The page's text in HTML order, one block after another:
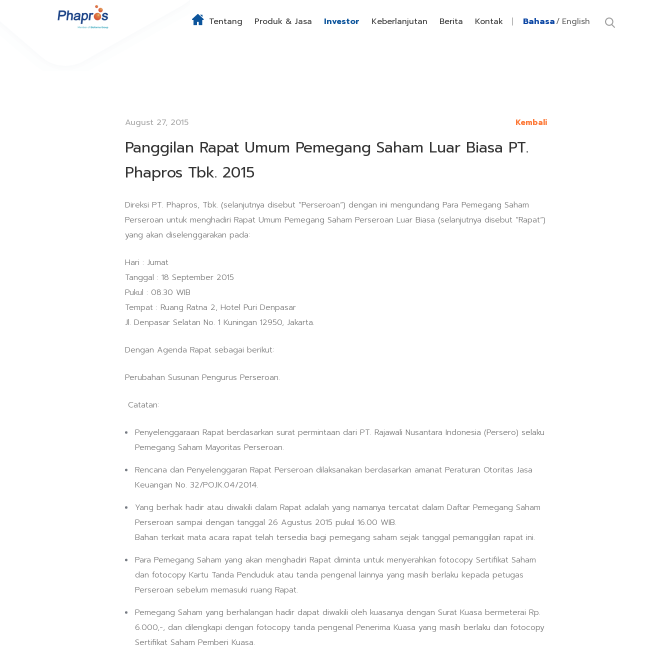
Tentang Produk & Jasa Investor Keberlanjutan Berita Kontak Bahasa English
August 27, 2015 Kembali
Panggilan Rapat Umum Pemegang Saham Luar Biasa PT.
Phapros Tbk. 2015
Direksi PT. Phapros, Tbk. (selanjutnya disebut “Perseroan”) dengan ini mengundang Para Pemegang Saham
Perseroan untuk menghadiri Rapat Umum Pemegang Saham Perseroan Luar Biasa (selanjutnya disebut “Rapat”)
yang akan diselenggarakan pada:
Hari : Jumat
Tanggal : 18 September 2015
Pukul : 08.30 WIB
Tempat : Ruang Ratna 2, Hotel Puri Denpasar
Jl. Denpasar Selatan No. 1 Kuningan 12950, Jakarta.
Dengan Agenda Rapat sebagai berikut:
Perubahan Susunan Pengurus Perseroan.
Catatan:
Penyelenggaraan Rapat berdasarkan surat permintaan dari PT. Rajawali Nusantara Indonesia (Persero) selaku
Pemegang Saham Mayoritas Perseroan.
Rencana dan Penyelenggaran Rapat Perseroan dilaksanakan berdasarkan amanat Peraturan Otoritas Jasa
Keuangan No. 32/POJK.04/2014.
Yang berhak hadir atau diwakili dalam Rapat adalah yang namanya tercatat dalam Daftar Pemegang Saham
Perseroan sampai dengan tanggal 26 Agustus 2015 pukul 16.00 WIB.
Bahan terkait mata acara rapat telah tersedia bagi pemegang saham sejak tanggal pemanggilan rapat ini.
Para Pemegang Saham yang akan menghadiri Rapat diminta untuk menyerahkan fotocopy Sertifikat Saham
dan fotocopy Kartu Tanda Penduduk atau tanda pengenal lainnya yang masih berlaku kepada petugas
Perseroan sebelum memasuki ruang Rapat.
Pemegang Saham yang berhalangan hadir dapat diwakili oleh kuasanya dengan Surat Kuasa bermeterai Rp.
6.000,-, dan dilengkapi dengan fotocopy tanda pengenal Penerima Kuasa yang masih berlaku dan fotocopy
Sertifikat Saham Pemberi Kuasa.